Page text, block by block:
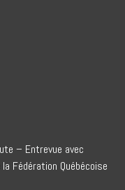
– Entrevue avec
Fédération Québécoise